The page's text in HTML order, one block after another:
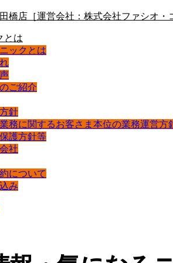
とは
ックとは
ご紹介
針
務に関するお客さま本位の業務運営方
護方針等
社
について
み